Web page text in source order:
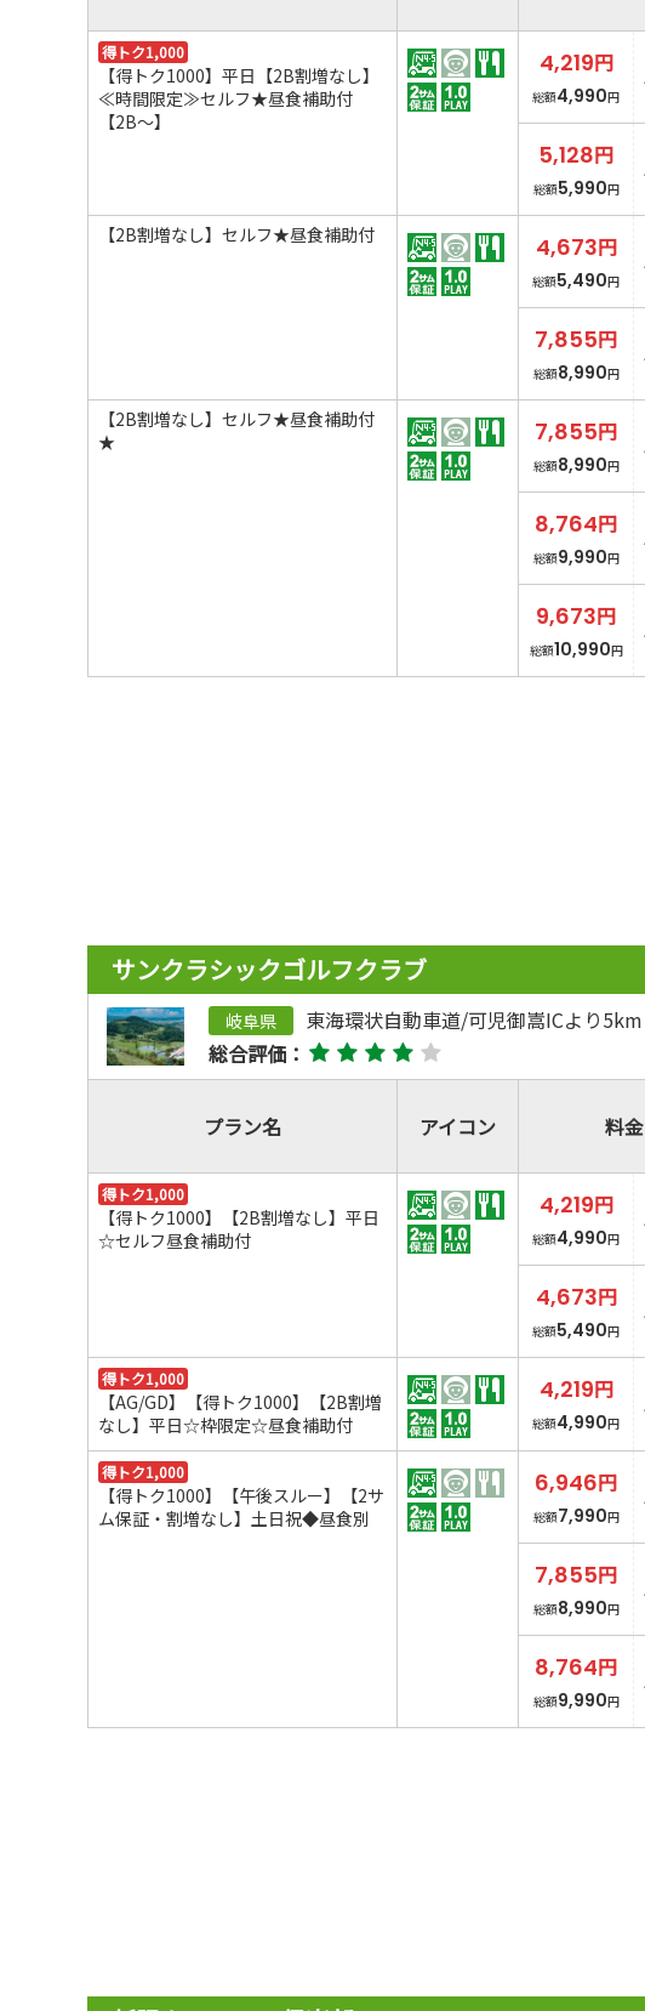
得トク1,000
【得トク1000】平日【2B割増なし】
≪時間限定≫セルフ★昼食補助付
【2B～】
4,219円
総額4,990円
5,128円
総額5,990円
【2B割増なし】セルフ★昼食補助付 4,673円
総額5,490円
7,855円
総額8,990円
【2B割増なし】セルフ★昼食補助付
★
7,855円
総額8,990円
8,764円
総額9,990円
9,673円
総額10,990円
サンクラシックゴルフクラブ
岐阜県
東海環状自動車道/可児御嵩ICより5km
総合評価：
プラン名 アイコン 料金
得トク1,000
【得トク1000】【2B割増なし】平日
☆セルフ昼食補助付
4,219円
総額4,990円
4,673円
総額5,490円
得トク1,000
【AG/GD】【得トク1000】【2B割増
なし】平日☆枠限定☆昼食補助付
4,219円
総額4,990円
得トク1,000
【得トク1000】【午後スルー】【2サ
ム保証・割増なし】土日祝◆昼食別
6,946円
総額7,990円
7,855円
総額8,990円
8,764円
総額9,990円